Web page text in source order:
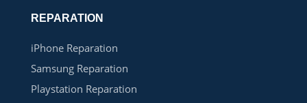
REPARATION
iPhone Reparation
Samsung Reparation
Playstation Reparation